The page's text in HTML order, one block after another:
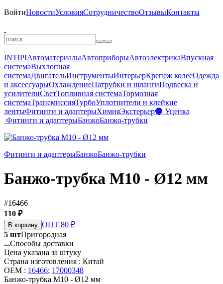
ВойтиНовостиУсловияСотрудничествоОтзывыКонтакты
INTIPIАвтоматериалыАвтоприборыАвтоэлектрикаВпускная
системаВыхлопная
системаДвигательИнструментыИнтерьерКрепеж колесОдежда
и аксессуарыОхлаждениеПатрубки и шлангиПодвеска и
усилителиСветТопливная системаТормозная
системаТрансмиссияТурбоУплотнители и клейкие
лентыФитинги и адаптерыХимияЭкстерьер🔴 Уценка
Фитинги и адаптерыБанжоБанжо-трубки
Фитинги и адаптерыБанжоБанжо-трубки
Банжо-трубка М10 - Ø12 мм
#16466
110 ₽
В корзину ОПТ 80 ₽
5 штПригородная
...Способы доставки
Цена указана за штуку
Страна изготовления : Китай
OEM : 16466; 17000348
Банжо-трубка М10 - Ø12 мм